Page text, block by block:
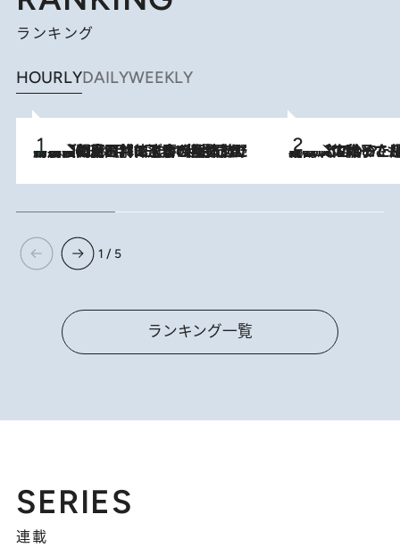
ランキング
HOURLYDAILYWEEKLY
2026.8.8
「最後に見られてよかった」上野動物園の東園パンダ舎が解体前に特別公開。8月16日まで延長されたパネル展と共に辿る“半世紀”のパンダ飼育《解体工事の図面あり》 2026.8.5
【阿川佐和子さんの年とる力】なぜ70代で始めた趣味は“こんなに楽しい”のか？ ピアノ、俳句…スランプに陥っても続けられる“ある秘訣”とは
1 / 5
ランキング一覧
SERIES
連載